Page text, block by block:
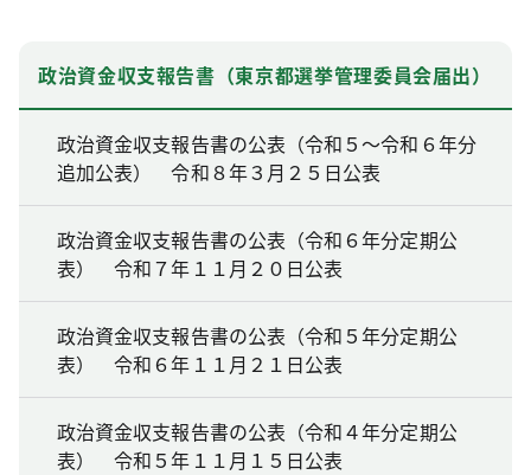
政治資金収支報告書（東京都選挙管理委員会届出）
政治資金収支報告書の公表（令和５～令和６年分
追加公表） 令和８年３月２５日公表
政治資金収支報告書の公表（令和６年分定期公
表） 令和７年１１月２０日公表
政治資金収支報告書の公表（令和５年分定期公
表） 令和６年１１月２１日公表
政治資金収支報告書の公表（令和４年分定期公
表） 令和５年１１月１５日公表